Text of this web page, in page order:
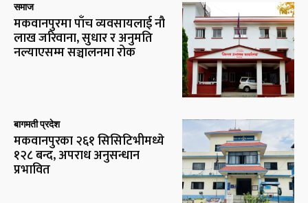
समाज
मकवानपुरमा पाँच व्यवसायलाई नौ
लाख जरिवाना, सुधार र अनुमति
नल्याएसम्म सञ्चालनमा रोक
बागमती प्रदेश
मकवानपुरका २६१ सिसिटिभीमध्ये
१२८ बन्द, अपराध अनुसन्धान
प्रभावित